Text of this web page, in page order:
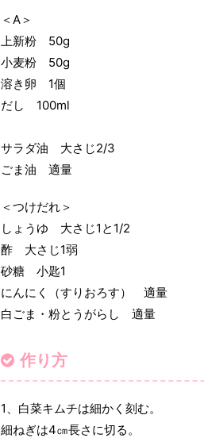
＜A＞
上新粉 50g
小麦粉 50g
溶き卵 1個
だし 100ml
サラダ油 大さじ2/3
ごま油 適量
＜つけだれ＞
しょうゆ 大さじ1と1/2
酢 大さじ1弱
砂糖 小匙1
にんにく（すりおろす） 適量
白ごま・粉とうがらし 適量
作り方
1、白菜キムチは細かく刻む。
細ねぎは4㎝長さに切る。